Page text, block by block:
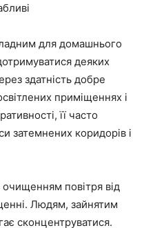
для домашнього
деяких
здатність добре
приміщеннях і
її часто
затемнених коридорів і
очищенням повітря від
Людям, зайнятим
сконцентруватися.